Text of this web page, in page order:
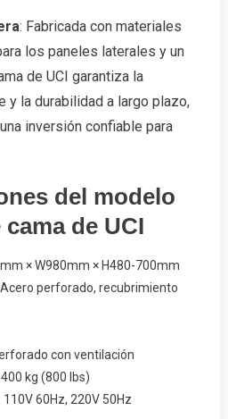
: Fabricada con materiales
los paneles laterales y un
de UCI garantiza la
y la durabilidad a largo plazo,
inversión confiable para
del modelo
de UCI
× W980mm × H480-700mm
Acero perforado, recubrimiento
con ventilación
400 kg (800 lbs)
110V 60Hz, 220V 50Hz